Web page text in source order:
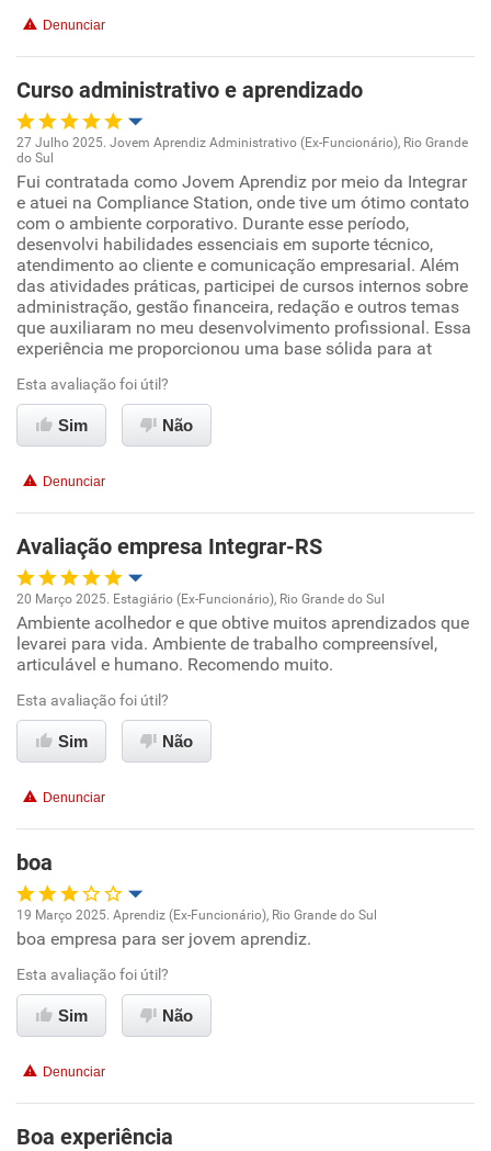
Denunciar
Curso administrativo e aprendizado
Oportunidade de promoção
Ambiente de trabalho
Conciliação com a vida familiar
Benefícios
Recomenda esta empresa
Recomenda a diretoria
27 Julho 2025. Jovem Aprendiz Administrativo (Ex-Funcionário), Rio Grande
do Sul
Fui contratada como Jovem Aprendiz por meio da Integrar
e atuei na Compliance Station, onde tive um ótimo contato
com o ambiente corporativo. Durante esse período,
desenvolvi habilidades essenciais em suporte técnico,
atendimento ao cliente e comunicação empresarial. Além
das atividades práticas, participei de cursos internos sobre
administração, gestão financeira, redação e outros temas
que auxiliaram no meu desenvolvimento profissional. Essa
experiência me proporcionou uma base sólida para at
Esta avaliação foi útil?
Sim Não
Denunciar
Avaliação empresa Integrar-RS
Oportunidade de promoção
Conciliação com a vida familiar
20 Março 2025. Estagiário (Ex-Funcionário), Rio Grande do Sul
Ambiente acolhedor e que obtive muitos aprendizados que
levarei para vida. Ambiente de trabalho compreensível,
articulável e humano. Recomendo muito.
Esta avaliação foi útil?
Sim Não
Denunciar
boa
Oportunidade de promoção
Ambiente de trabalho
Benefícios
19 Março 2025. Aprendiz (Ex-Funcionário), Rio Grande do Sul
boa empresa para ser jovem aprendiz.
Esta avaliação foi útil?
Sim Não
Denunciar
Boa experiência